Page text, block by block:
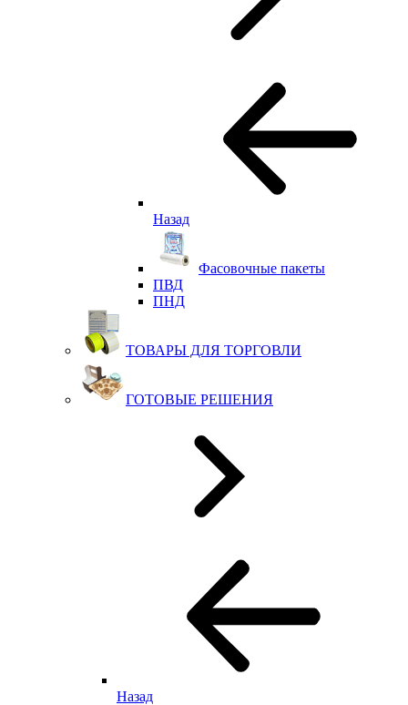
Назад
Фасовочные пакеты
ПВД
ПНД
ТОВАРЫ ДЛЯ ТОРГОВЛИ
ГОТОВЫЕ РЕШЕНИЯ
Назад